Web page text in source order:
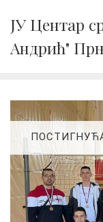
content
ЈУ Центар
Андрић"